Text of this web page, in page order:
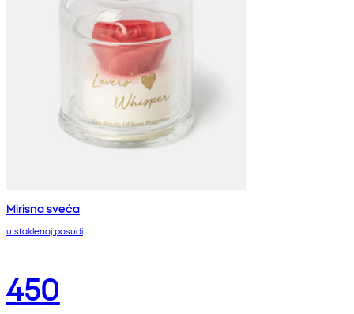
Mirisna sveća
u staklenoj posudi
450